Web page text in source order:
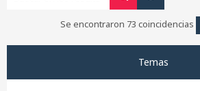
Se encontraron 73 coincidencias
Temas